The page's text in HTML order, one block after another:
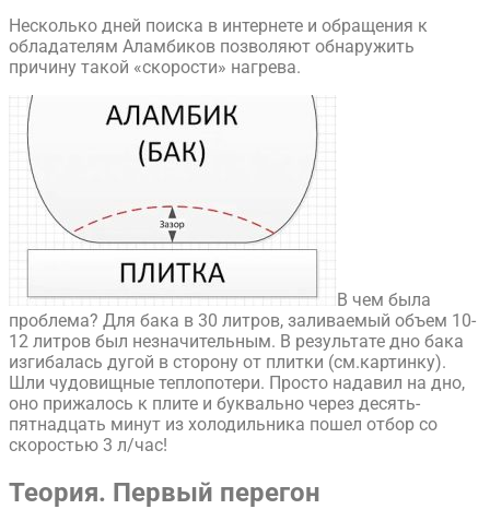
​Несколько дней поиска в интернете и обращения к
обладателям Аламбиков позволяют обнаружить
причину такой «скорости» нагрева.
В чем была
проблема? Для бака в 30 литров, заливаемый объем 10-
12 литров был незначительным. В результате дно бака
изгибалась дугой в сторону от плитки (см.картинку).
Шли чудовищные теплопотери. Просто надавил на дно,
оно прижалось к плите и буквально через десять-
пятнадцать минут из холодильника пошел отбор со
скоростью 3 л/час!
Теория. Первый перегон